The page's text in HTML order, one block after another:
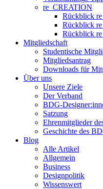
re_CREATION
Rückblick
Rückblick
Rückblick
Mitgliedschaft
Studentische
Mitgliedsantrag
Downloads für
Über uns
Unsere Ziele
Der Verband
BDG-
Satzung
Ehrenmitglieder
Geschichte des
Blog
Alle Artikel
Allgemein
Business
Designpolitik
Wissenswert